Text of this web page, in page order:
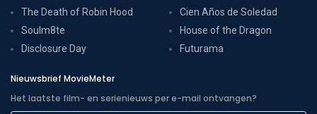
The Death of Robin Hood
Soulm8te
Disclosure Day
Cien Años de Soledad
House of the Dragon
Futurama
Nieuwsbrief MovieMeter
Het laatste film- en serienieuws per e-mail ontvangen?